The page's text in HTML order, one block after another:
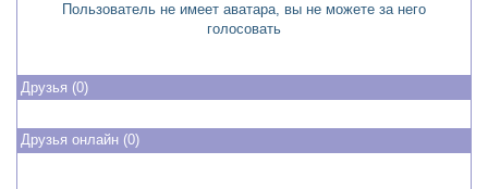
Пользователь не имеет аватара, вы не можете за него
голосовать
Друзья (0)
Друзья онлайн (0)